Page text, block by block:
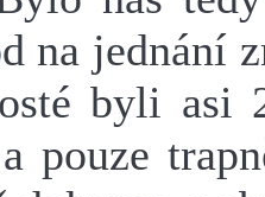
na jednání
byli asi
pouze